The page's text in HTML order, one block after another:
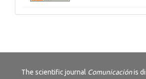
The scientific journal Comunicaciónis